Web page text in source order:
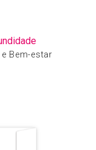
Bem-estar